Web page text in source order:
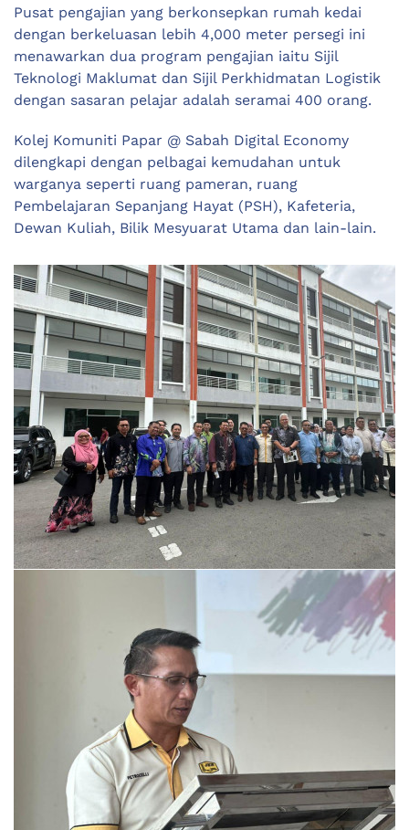
Pusat pengajian yang berkonsepkan rumah kedai
dengan berkeluasan lebih 4,000 meter persegi ini
menawarkan dua program pengajian iaitu Sijil
Teknologi Maklumat dan Sijil Perkhidmatan Logistik
dengan sasaran pelajar adalah seramai 400 orang.
Kolej Komuniti Papar @ Sabah Digital Economy
dilengkapi dengan pelbagai kemudahan untuk
warganya seperti ruang pameran, ruang
Pembelajaran Sepanjang Hayat (PSH), Kafeteria,
Dewan Kuliah, Bilik Mesyuarat Utama dan lain-lain.